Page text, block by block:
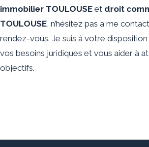
immobilier TOULOUSE et droit
TOULOUSE , n’hésitez pas à me
rendez-vous. Je suis à votre
vos besoins juridiques et vous aider à
objectifs.